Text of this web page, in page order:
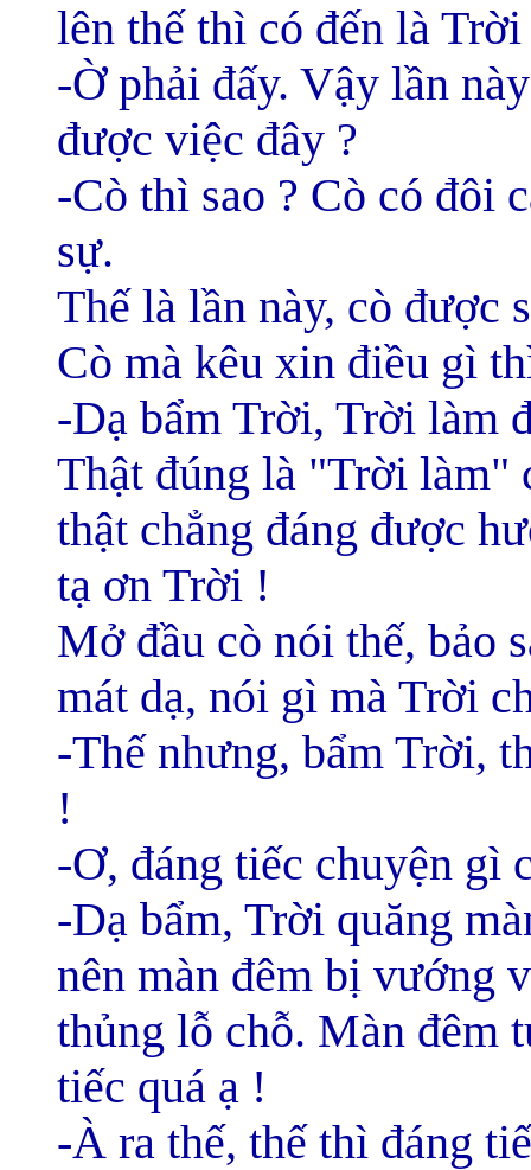
lên thế thì có đến là
-Ờ phải đấy. Vậy lần
được việc đây ?
-Cò thì sao ? Cò có đôi
sự.
Thế là lần này, cò được
Cò mà kêu xin điều gì
-Dạ bẩm Trời, Trời làm
Thật đúng là "Trời làm"
thật chẳng đáng được
tạ ơn Trời !
Mở đầu cò nói thế, bảo
mát dạ, nói gì mà Trời
-Thế nhưng, bẩm Trời,
!
-Ơ, đáng tiếc chuyện gì
-Dạ bẩm, Trời quăng
nên màn đêm bị vướng
thủng lỗ chỗ. Màn đêm
tiếc quá ạ !
-À ra thế, thế thì đáng